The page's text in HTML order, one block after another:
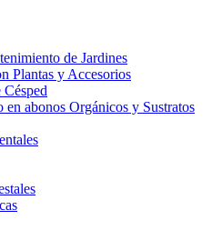
de Jardines
Plantas y Accesorios
en abonos Orgánicos y Sustratos